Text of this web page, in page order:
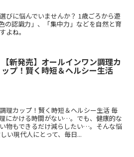
びに悩んでいませんか？ 1歳ごろから遊
の認識力」、「集中力」などを自然と育
よね。
【新発売】オールインワン調理カ
ップ！賢く時短＆ヘルシー生活
理カップ！賢く時短＆ヘルシー生活 毎
にかける時間がない…。でも、健康的な
物もできるだけ減らしたい…。そんな悩
い現代人にとって、毎日...